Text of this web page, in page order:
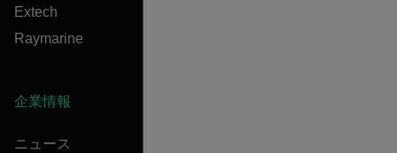
Extech
Raymarine
企業情報
ニュース